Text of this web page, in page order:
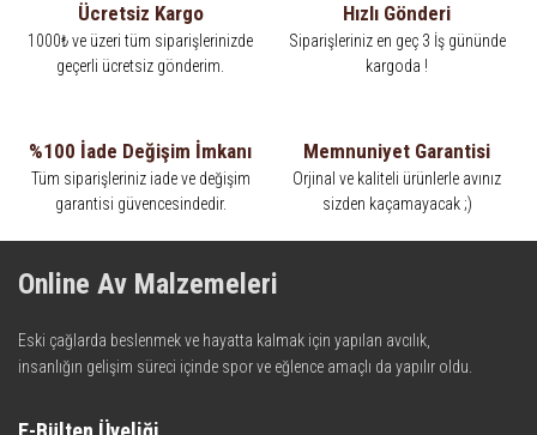
Ücretsiz Kargo
1000₺ ve üzeri tüm siparişlerinizde
geçerli ücretsiz gönderim.
Hızlı Gönderi
Siparişleriniz en geç 3 İş gününde
kargoda !
%100 İade Değişim İmkanı
Tüm siparişleriniz iade ve değişim
garantisi güvencesindedir.
Memnuniyet Garantisi
Orjinal ve kaliteli ürünlerle avınız
sizden kaçamayacak ;)
Online Av Malzemeleri
Eski çağlarda beslenmek ve hayatta kalmak için yapılan avcılık,
insanlığın gelişim süreci içinde spor ve eğlence amaçlı da yapılır oldu.
teknolojinin dokunuşuyla av malzemelerinde en iyisini meydana